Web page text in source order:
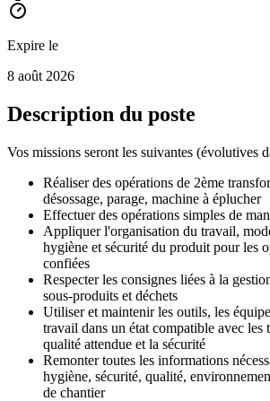
Expire le
8 août 2026
Description du poste
Vos missions seront les suivantes (évolutives
Réaliser des opérations de 2ème
désossage, parage, machine à éplucher
Effectuer des opérations simples de
Appliquer l'organisation du travail,
hygiène et sécurité du produit pour les
confiées
Respecter les consignes liées à la
sous-produits et déchets
Utiliser et maintenir les outils, les
travail dans un état compatible avec les
qualité attendue et la sécurité
Remonter toutes les informations
hygiène, sécurité, qualité,
de chantier